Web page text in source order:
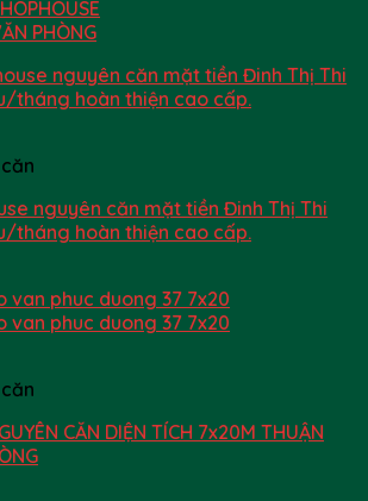
PHÒNG
nguyên căn mặt tiền Đinh Thị Thi
tháng hoàn thiện cao cấp.
CĂN DIỆN TÍCH 7x20M THUẬN